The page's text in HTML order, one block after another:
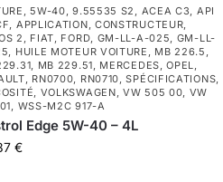
,5W-40,9.55535 S2 , ACEA C3, API
, APPLICATION, CONSTRUCTEUR,
2 , FIAT, FORD, GM-LL-A-025, GM-LL-
, HUILE MOTEUR VOITURE , MB 226.5 ,
, MB 229.51, MERCEDES,OPEL,
, RN0700, RN0710,SPÉCIFICATIONS,
, VOLKSWAGEN,VW 505 00, VW
, WSS-M2C 917-A
Edge 5W-40 – 4L
€